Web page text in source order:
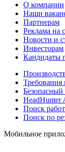
О компании
Наши
Партнерам
Реклама на
Новости и
Инвесторам
Кандидаты
Безопасный
HeadHunter
Поиск
Поиск по
Мобильное